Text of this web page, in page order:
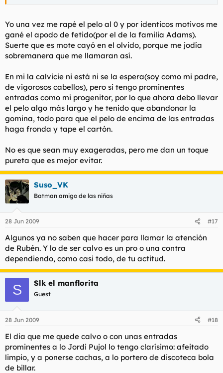
Yo una vez me rapé el pelo al 0 y por identicos motivos me
gané el apodo de fetido(por el de la familia Adams).
Suerte que es mote cayó en el olvido, porque me jodía
sobremanera que me llamaran así.
En mi la calvicie ni está ni se la espera(soy como mi padre,
de vigorosos cabellos), pero si tengo prominentes
entradas como mi progenitor, por lo que ahora debo llevar
el pelo algo más largo y he tenido que abandonar la
gomina, todo para que el pelo de encima de las entradas
haga fronda y tape el cartón.
No es que sean muy exageradas, pero me dan un toque
pureta que es mejor evitar.
Suso_VK
Batman amigo de las niñas
28 Jun 2009 #17
Algunos ya no saben que hacer para llamar la atención
de Rubén. Y lo de ser calvo es un pro o una contra
dependiendo, como casi todo, de tu actitud.
S Slk el manflorita
Guest
28 Jun 2009 #18
El dia que me quede calvo o con unas entradas
prominentes a lo Jordi Pujol lo tengo clarísimo: afeitado
limpio, y a ponerse cachas, a lo portero de discoteca bola
de billar.